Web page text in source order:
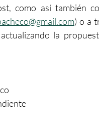
como así también
) o a
la